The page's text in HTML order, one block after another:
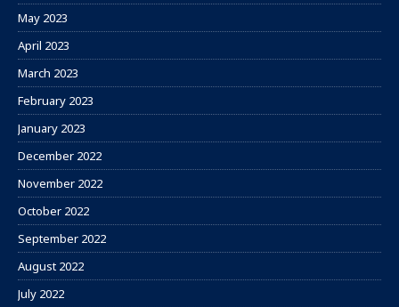
May 2023
April 2023
March 2023
February 2023
January 2023
December 2022
November 2022
October 2022
September 2022
August 2022
July 2022